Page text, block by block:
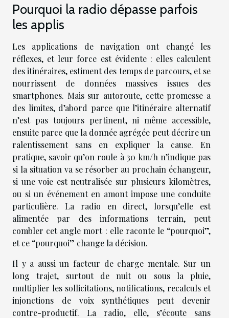
Pourquoi la radio dépasse parfois
les applis
Les applications de navigation ont changé les
réflexes, et leur force est évidente : elles calculent
des itinéraires, estiment des temps de parcours, et se
nourrissent de données massives issues des
smartphones. Mais sur autoroute, cette promesse a
des limites, d’abord parce que l’itinéraire alternatif
n’est pas toujours pertinent, ni même accessible,
ensuite parce que la donnée agrégée peut décrire un
ralentissement sans en expliquer la cause. En
pratique, savoir qu’on roule à 30 km/h n’indique pas
si la situation va se résorber au prochain échangeur,
si une voie est neutralisée sur plusieurs kilomètres,
ou si un événement en amont impose une conduite
particulière. La radio en direct, lorsqu’elle est
alimentée par des informations terrain, peut
combler cet angle mort : elle raconte le “pourquoi”,
et ce “pourquoi” change la décision.
Il y a aussi un facteur de charge mentale. Sur un
long trajet, surtout de nuit ou sous la pluie,
multiplier les sollicitations, notifications, recalculs et
injonctions de voix synthétiques peut devenir
contre-productif. La radio, elle, s’écoute sans